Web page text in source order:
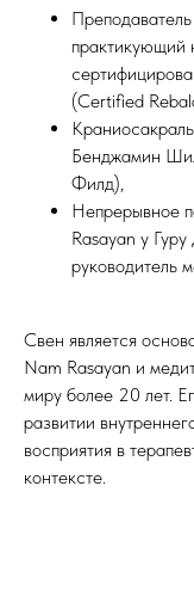
практикующий
(Certified
Бенджамин
Филд),
Непрерывное
Rasayan у
руководитель
Свен является
Nam Rasayan и
миру более 20 лет.
развитии
восприятия в
контексте.